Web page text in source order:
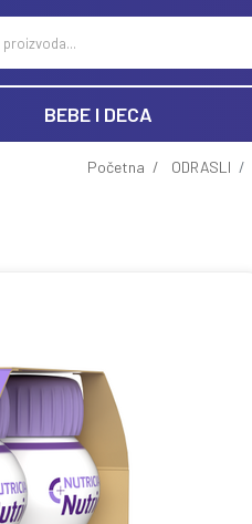
BEBE I DECA
Početna ODRASLI